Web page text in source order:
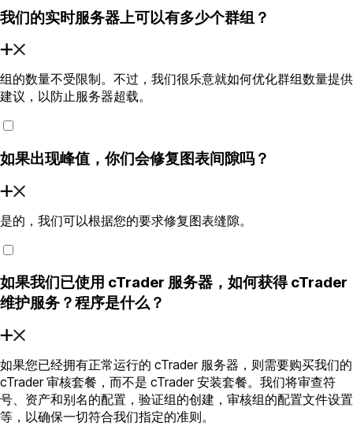
我们的实时服务器上可以有多少个群组？
组的数量不受限制。不过，我们很乐意就如何优化群组数量提供
建议，以防止服务器超载。
如果出现峰值，你们会修复图表间隙吗？
是的，我们可以根据您的要求修复图表缝隙。
如果我们已使用 cTrader 服务器，如何获得 cTrader
维护服务？程序是什么？
如果您已经拥有正常运行的 cTrader 服务器，则需要购买我们的
cTrader 审核套餐，而不是 cTrader 安装套餐。我们将审查符
号、资产和别名的配置，验证组的创建，审核组的配置文件设置
等，以确保一切符合我们指定的准则。